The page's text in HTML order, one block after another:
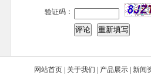
验证码：
网站首页 关于我们 产品展示
新闻